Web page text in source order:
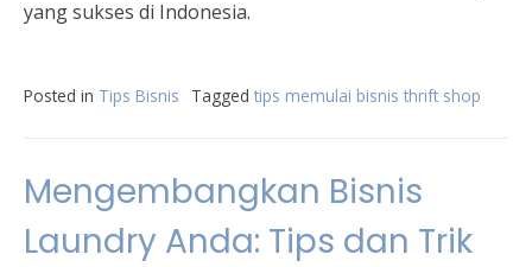
yang sukses di Indonesia.
Posted in Tips Bisnis Tagged tips memulai bisnis thrift shop
Mengembangkan Bisnis
Laundry Anda: Tips dan Trik